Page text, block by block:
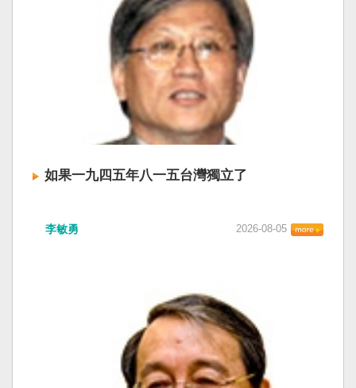
如果一九四五年八一五台灣獨立了
李敏勇 2026-08-05